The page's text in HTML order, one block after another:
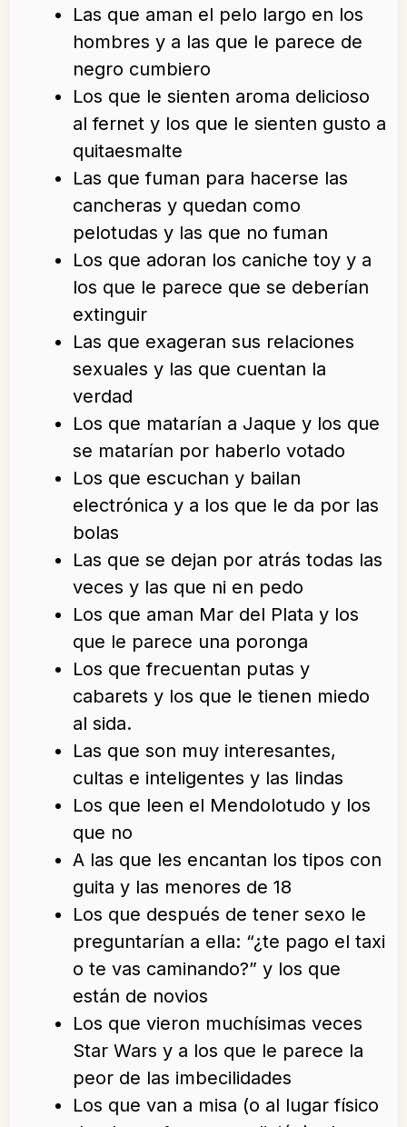
Las que aman el pelo largo en los
hombres y a las que le parece de
negro cumbiero
Los que le sienten aroma delicioso
al fernet y los que le sienten gusto a
quitaesmalte
Las que fuman para hacerse las
cancheras y quedan como
pelotudas y las que no fuman
Los que adoran los caniche toy y a
los que le parece que se deberían
extinguir
Las que exageran sus relaciones
sexuales y las que cuentan la
verdad
Los que matarían a Jaque y los que
se matarían por haberlo votado
Los que escuchan y bailan
electrónica y a los que le da por las
bolas
Las que se dejan por atrás todas las
veces y las que ni en pedo
Los que aman Mar del Plata y los
que le parece una poronga
Los que frecuentan putas y
cabarets y los que le tienen miedo
al sida.
Las que son muy interesantes,
cultas e inteligentes y las lindas
Los que leen el Mendolotudo y los
que no
A las que les encantan los tipos con
guita y las menores de 18
Los que después de tener sexo le
preguntarían a ella: “¿te pago el taxi
o te vas caminando?” y los que
están de novios
Los que vieron muchísimas veces
Star Wars y a los que le parece la
peor de las imbecilidades
Los que van a misa (o al lugar físico